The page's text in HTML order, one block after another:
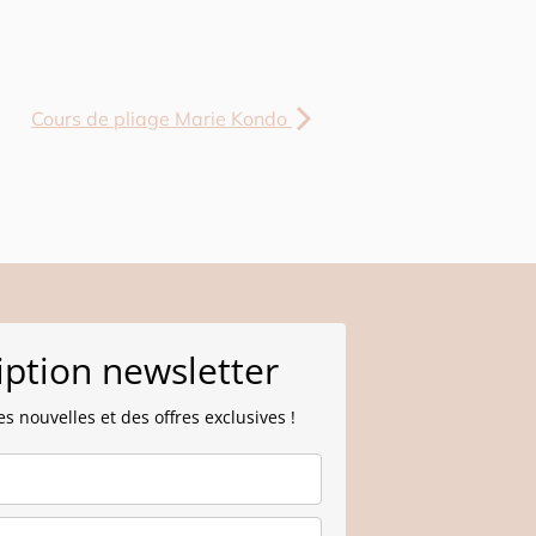
Cours de pliage Marie Kondo
newsletter
nouvelles et des offres exclusives !